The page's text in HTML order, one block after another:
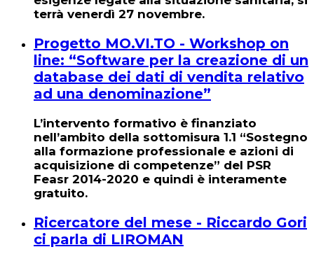
terrà venerdì 27 novembre.
Progetto MO.VI.TO - Workshop on
line: “Software per la creazione di un
database dei dati di vendita relativo
ad una denominazione”
L’intervento formativo è finanziato
nell’ambito della sottomisura 1.1 “Sostegno
alla formazione professionale e azioni di
acquisizione di competenze” del PSR
Feasr 2014-2020 e quindi è interamente
gratuito.
Ricercatore del mese - Riccardo Gori
ci parla di LIROMAN